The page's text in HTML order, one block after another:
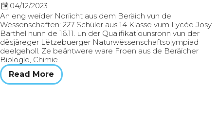
04/12/2023
An eng weider Noriicht aus dem Beräich vun de
Wëssenschaften: 227 Schüler aus 14 Klasse vum Lycée Josy
Barthel hunn de 16.11. un der Qualifikatiounsronn vun der
dësjäreger Lëtzebuerger Naturwëssenschaftsolympiad
deelgeholl. Ze beäntwere ware Froen aus de Beräicher
Biologie, Chimie …
Read More